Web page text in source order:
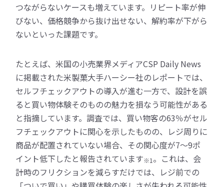
つながらないケースも増えています。リピート率が伸
びない、価格競争から抜け出せない、解約率が下がら
ないといった課題です。
たとえば、米国の小売業界メディアCSP Daily News
に掲載された米製菓大手ハーシー社のレポートでは、
セルフチェックアウトの導入が進む一方で、設計を誤
ると買い物体験そのものの魅力を損なう可能性がある
と指摘しています。調査では、買い物客の63％がセル
フチェックアウトに関心を示したものの、レジ周りに
商品が配置されていない場合、その関心度が7～9ポ
イント低下したと報告されています※1 。これは、会
計時のフリクションを減らすだけでは、レジ前での